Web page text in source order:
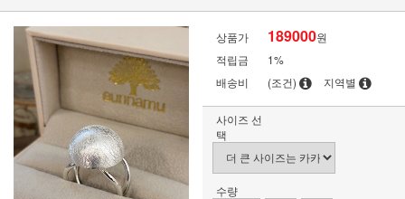
상품가 189000원
적립금
1%
배송비
(조건) 지역별
사이즈 선
택
수량